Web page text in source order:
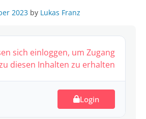
2023 by Lukas Franz
sich einloggen, um Zugang
diesen Inhalten zu erhalten
Login